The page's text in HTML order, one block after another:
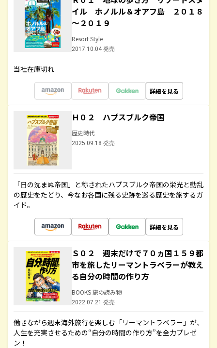
イル ホノルル＆オアフ島 ２０１８
～２０１９
Resort Style
2017.10.04 発売
当社在庫切れ
詳細を見る
Ｈ０２ ハプスブルク帝国
歴史時代
2025.09.18 発売
「日の沈まぬ帝国」と称されたハプスブルク帝国の栄光と動乱
の歴史をたどり、今なお各国に残る史跡を巡る歴史を旅するガ
イド。
詳細を見る
Ｓ０２ 週末だけで７０ヵ国１５９都
市を旅したリーマントラベラーが教え
る自分の時間の作り方
BOOKS 旅の読み物
2022.07.21 発売
働きながら週末海外旅行を楽しむ「リーマントラベラー」が、
人生を充実させるための“自分の時間の作り方”を全力プレゼ
ン！